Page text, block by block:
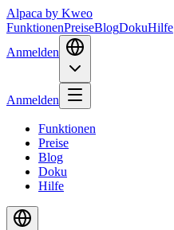
Alpaca by Kweo
FunktionenPreiseBlogDokuHilfe
Anmelden
Anmelden
Funktionen
Preise
Blog
Doku
Hilfe